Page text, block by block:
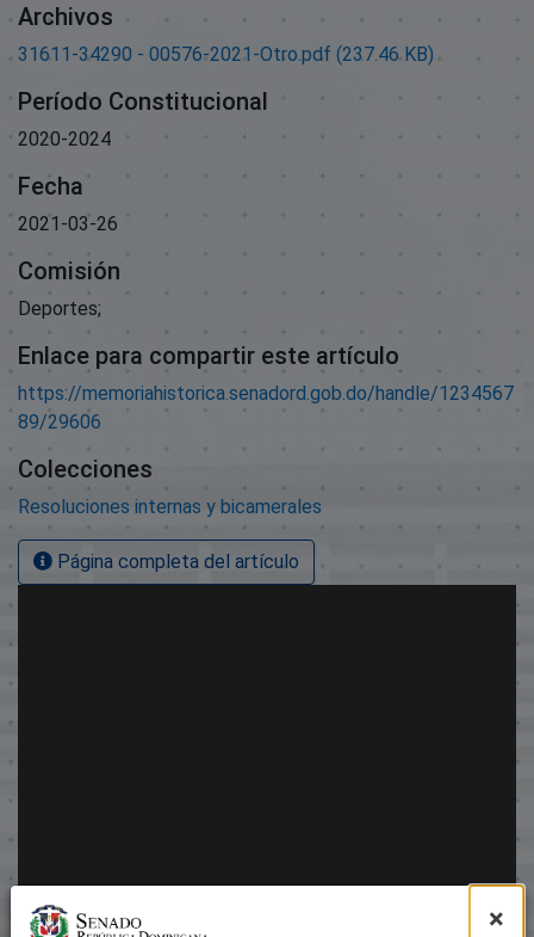
Archivos
31611-34290 - 00576-2021-Otro.pdf (237.46 KB)
Período Constitucional
2020-2024
Fecha
2021-03-26
Comisión
Deportes;
Enlace para compartir este artículo
https://memoriahistorica.senadord.gob.do/handle/1234567
89/29606
Colecciones
Resoluciones internas y bicamerales
Página completa del artículo
×